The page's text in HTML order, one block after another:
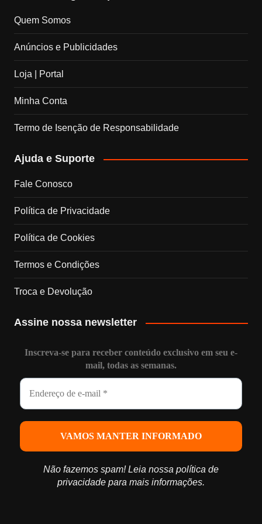
b
o
o
a
g
r
e
d
I
u
b
e
a
n
n
Quem Somos
Anúncios e Publicidades
Loja | Portal
Minha Conta
Termo de Isenção de Responsabilidade
Ajuda e Suporte
Fale Conosco
Política de Privacidade
Política de Cookies
Termos e Condições
Troca e Devolução
Assine nossa newsletter
Inscreva-se para receber conteúdo exclusivo em seu e-
mail, todas as semanas.
Não fazemos spam! Leia nossa política de
privacidadepara mais informações.